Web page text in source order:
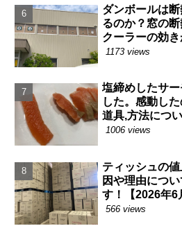
ダンボールは
るのか？窓の
クーラーの効
1173 views
塩締めしたサ
した。感動し
道具,方法につ
1006 views
ティッシュの
因や理由につ
す！【2026年6
566 views